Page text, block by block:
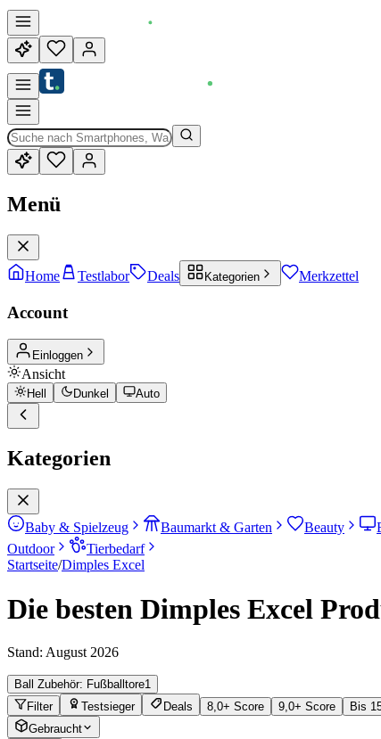
Menü
Home Testlabor Deals Kategorien Merkzettel
Account
Einloggen
Ansicht
Hell Dunkel Auto
Kategorien
Baby & Spielzeug Baumarkt & Garten Beauty
Outdoor
Tierbedarf
Startseite/Dimples Excel
Die besten Dimples Excel
Stand: August 2026
Ball Zubehör: Fußballtore1
Filter
Testsieger Deals 8,0+ Score 9,0+ Score Bis
Gebraucht